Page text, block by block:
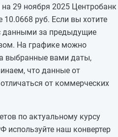
—
—
на 29 ноября 2025 Центробанк
10.0668 руб. Если вы хотите
данными за предыдущие
На графике можно
выбранные вами даты,
что данные от
от коммерческих
по актуальному курсу
используйте наш конвертер